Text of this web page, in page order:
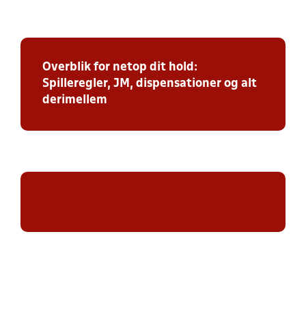
Overblik for netop dit hold:
Spilleregler, JM, dispensationer og alt
derimellem